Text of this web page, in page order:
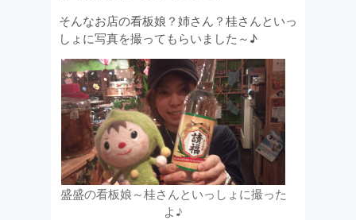
そんなお店の看板娘？姉さん？桂さんといっ
しょに写真を撮ってもらいました～♪
盛盛の看板娘～桂さんといっしょに撮った
よ♪